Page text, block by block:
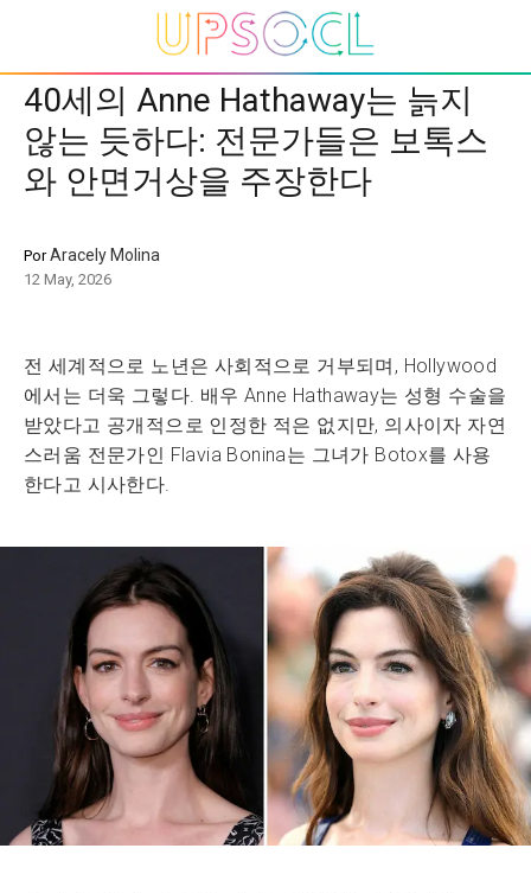
40세의 Anne Hathaway는 늙지
않는 듯하다: 전문가들은 보톡스
와 안면거상을 주장한다
PorAracely Molina
12 May, 2026
전 세계적으로 노년은 사회적으로 거부되며, Hollywood
에서는 더욱 그렇다. 배우 Anne Hathaway는 성형 수술을
받았다고 공개적으로 인정한 적은 없지만, 의사이자 자연
스러움 전문가인 Flavia Bonina는 그녀가 Botox를 사용
한다고 시사한다.